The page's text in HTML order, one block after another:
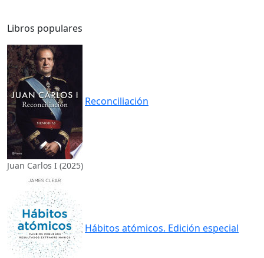
Libros populares
Reconciliación
Juan Carlos I (2025)
Hábitos atómicos. Edición especial